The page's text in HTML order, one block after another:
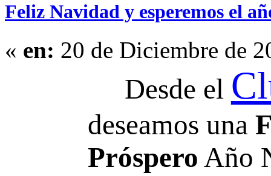
Feliz Navidad y esperemos el
« en: 20 de Diciembre de
Desde el
deseamos una
Próspero Año